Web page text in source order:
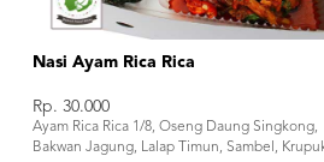
Nasi Ayam Rica Rica
Rp. 30.000
Ayam Rica Rica 1/8, Oseng Daung Singkong,
Bakwan Jagung, Lalap Timun, Sambel,